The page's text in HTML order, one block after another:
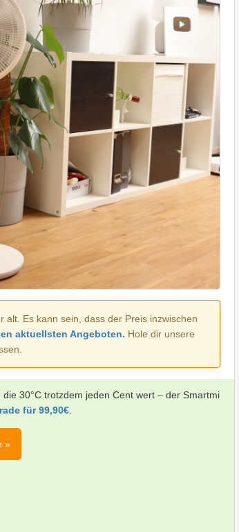
Es kann sein, dass der Preis inzwischen
aktuellsten Angeboten. Hole dir unsere
30°C trotzdem jeden Cent wert – der Smartmi
für 99,90€
»